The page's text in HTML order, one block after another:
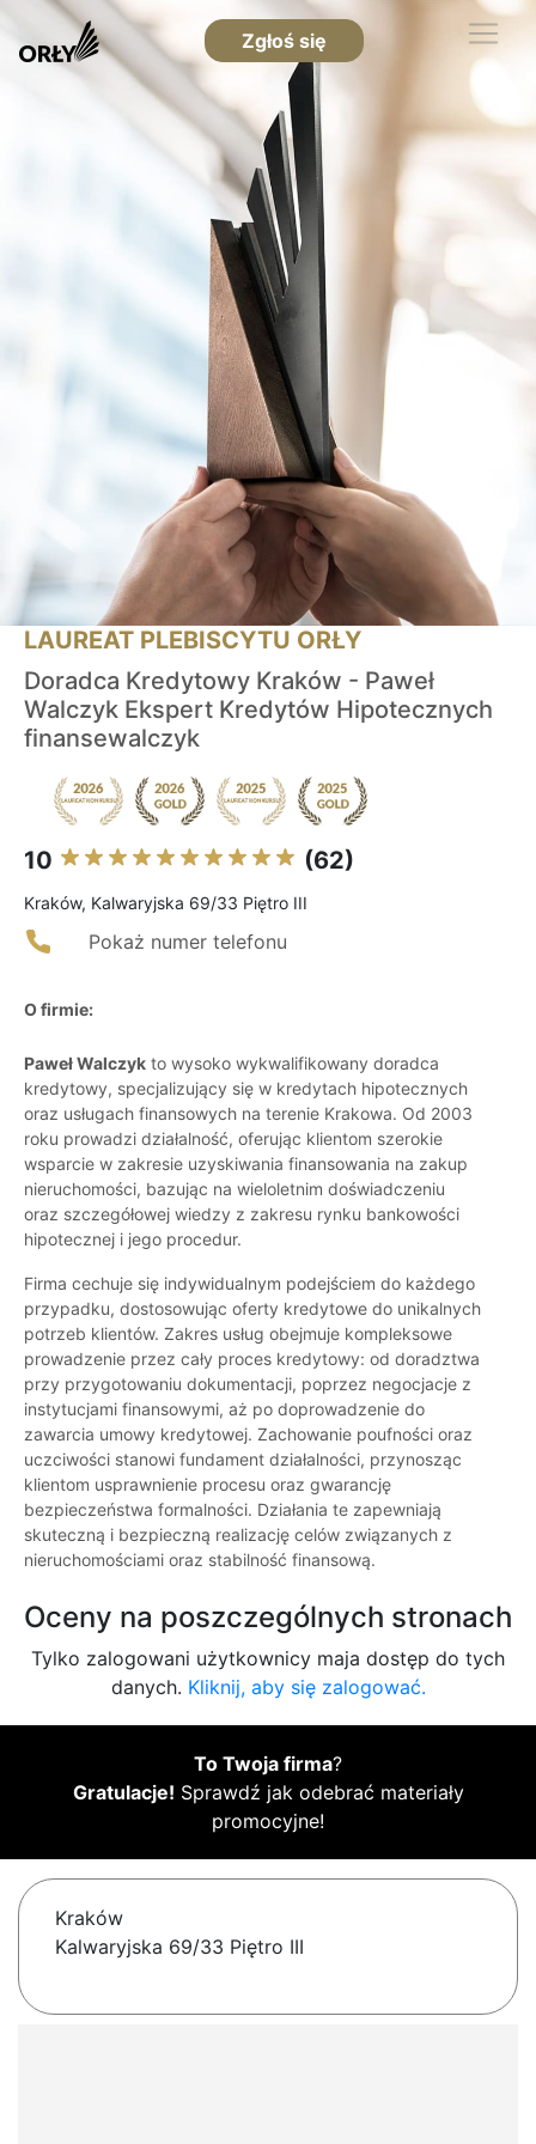
Zgłoś się
LAUREAT PLEBISCYTU ORŁY
Doradca Kredytowy Kraków - Paweł
Walczyk Ekspert Kredytów Hipotecznych
finansewalczyk
10 (62)
Kraków, Kalwaryjska 69/33 Piętro III
Pokaż numer telefonu
O firmie:
Paweł Walczyk to wysoko wykwalifikowany doradca
kredytowy, specjalizujący się w kredytach hipotecznych
oraz usługach finansowych na terenie Krakowa. Od 2003
roku prowadzi działalność, oferując klientom szerokie
wsparcie w zakresie uzyskiwania finansowania na zakup
nieruchomości, bazując na wieloletnim doświadczeniu
oraz szczegółowej wiedzy z zakresu rynku bankowości
hipotecznej i jego procedur.
Firma cechuje się indywidualnym podejściem do każdego
przypadku, dostosowując oferty kredytowe do unikalnych
potrzeb klientów. Zakres usług obejmuje kompleksowe
prowadzenie przez cały proces kredytowy: od doradztwa
przy przygotowaniu dokumentacji, poprzez negocjacje z
instytucjami finansowymi, aż po doprowadzenie do
zawarcia umowy kredytowej. Zachowanie poufności oraz
uczciwości stanowi fundament działalności, przynosząc
klientom usprawnienie procesu oraz gwarancję
bezpieczeństwa formalności. Działania te zapewniają
skuteczną i bezpieczną realizację celów związanych z
nieruchomościami oraz stabilność finansową.
Oceny na poszczególnych stronach
Tylko zalogowani użytkownicy maja dostęp do tych
danych. Kliknij, aby się zalogować.
To Twoja firma?
Gratulacje! Sprawdź jak odebrać materiały
promocyjne!
Kraków
Kalwaryjska 69/33 Piętro III